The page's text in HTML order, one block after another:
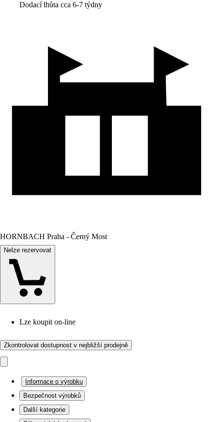
Dodací lhůta cca 6-7 týdny
HORNBACH Praha - Černý Most
Nelze rezervovat
Lze koupit on-line
Zkontrolovat dostupnost v nejbližší prodejně
Informace o výrobku
Bezpečnost výrobků
Další kategorie